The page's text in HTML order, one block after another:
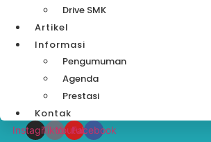
Drive SMK
Artikel
Informasi
Pengumuman
Agenda
Prestasi
Kontak
Instagram
TiktokYoutube
Facebook